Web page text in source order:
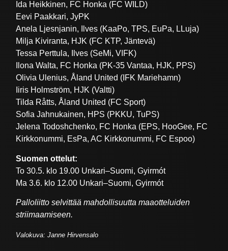
Ida Heikkinen, FC Honka (FC WILD)
Eevi Paakkari, JyPK
Anela Ljesnjanin, Ilves (KaaPo, TPS, EuPa, LLuja)
Milja Kiviranta, HJK (FC KTP, Jäntevä)
Tessa Perttula, Ilves (SeMi, VIFK)
Ilona Walta, FC Honka (PK-35 Vantaa, HJK, PPS)
Olivia Ulenius, Åland United (IFK Mariehamn)
Iiris Holmström, HJK (Valtti)
Tilda Råtts, Åland United (FC Sport)
Sofia Jahnukainen, HPS (PKKU, TuPS)
Jelena Todoshchenko, FC Honka (EPS, HooGee, FC
Kirkkonummi, EsPa, AC Kirkkonummi, FC Espoo)
Suomen ottelut:
To 30.5. klo 19.00 Unkari–Suomi, Gyirmót
Ma 3.6. klo 12.00 Unkari–Suomi, Gyirmót
Palloliitto selvittää mahdollisuutta maaotteluiden
striimaamiseen.
Valokuva: Janne Hirvensalo